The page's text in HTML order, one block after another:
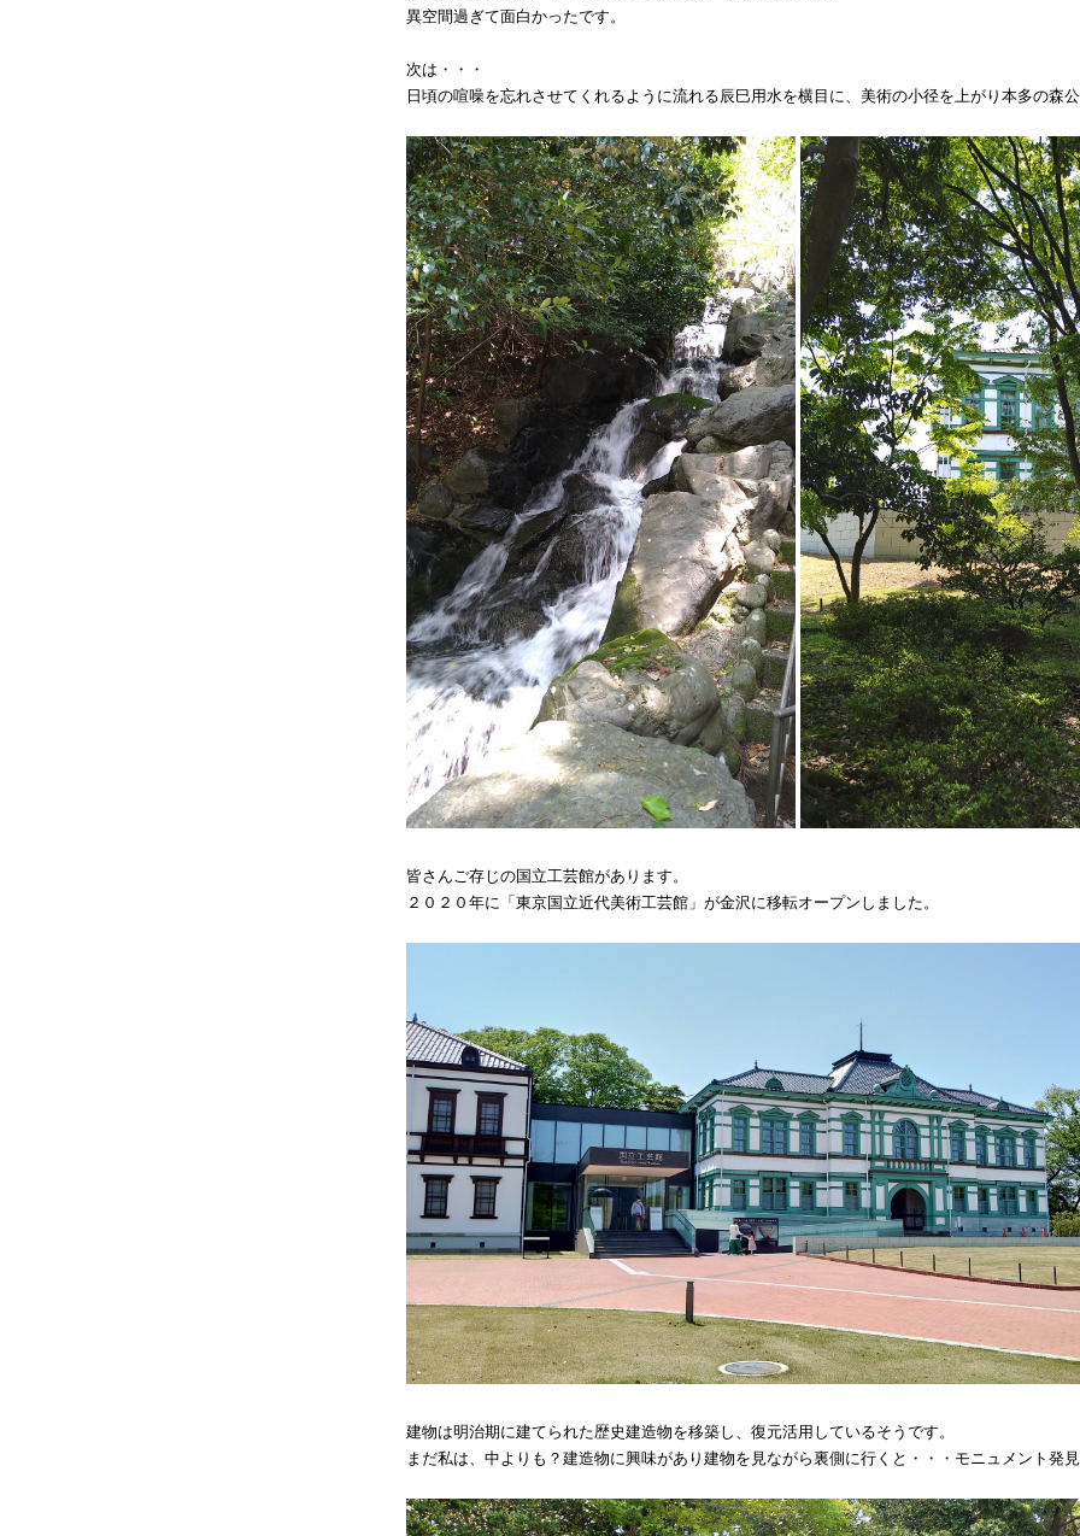
異空間過ぎて面白かったです。
次は・・・
日頃の喧噪を忘れさせてくれるように流れる辰巳用水を横目に、美術の小径を上がり本多の森
皆さんご存じの国立工芸館があります。
２０２０年に「東京国立近代美術工芸館」が金沢に移転オープンしました。
建物は明治期に建てられた歴史建造物を移築し、復元活用しているそうです。
まだ私は、中よりも？建造物に興味があり建物を見ながら裏側に行くと・・・モニュメント発